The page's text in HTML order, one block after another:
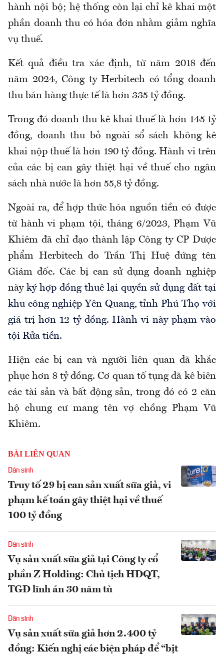
hành nội bộ; hệ thống còn lại chỉ kê khai một
phần doanh thu có hóa đơn nhằm giảm nghĩa
vụ thuế.
Kết quả điều tra xác định, từ năm 2018 đến
năm 2024, Công ty Herbitech có tổng doanh
thu bán hàng thực tế là hơn 335 tỷ đồng.
Trong đó doanh thu kê khai thuế là hơn 145 tỷ
đồng, doanh thu bỏ ngoài sổ sách không kê
khai nộp thuế là hơn 190 tỷ đồng. Hành vi trên
của các bị can gây thiệt hại về thuế cho ngân
sách nhà nước là hơn 55,8 tỷ đồng.
Ngoài ra, để hợp thức hóa nguồn tiền có được
từ hành vi phạm tội, tháng 6/2023, Phạm Vũ
Khiêm đã chỉ đạo thành lập Công ty CP Dược
phẩm Herbitech do Trần Thị Huệ đứng tên
Giám đốc. Các bị can sử dụng doanh nghiệp
này ký hợp đồng thuê lại quyền sử dụng đất tại
khu công nghiệp Yên Quang, tỉnh Phú Thọ với
giá trị hơn 12 tỷ đồng. Hành vi này phạm vào
tội Rửa tiền.
Hiện các bị can và người liên quan đã khắc
phục hơn 8 tỷ đồng. Cơ quan tố tụng đã kê biên
các tài sản và bất động sản, trong đó có 2 căn
hộ chung cư mang tên vợ chồng Phạm Vũ
Khiêm.
BÀI LIÊN QUAN
Dân sinh
Truy tố 29 bị can sản xuất sữa giả, vi
phạm kế toán gây thiệt hại về thuế
100 tỷ đồng
Dân sinh
Vụ sản xuất sữa giả tại Công ty cổ
phần Z Holding: Chủ tịch HĐQT,
TGĐ lĩnh án 30 năm tù
Dân sinh
Vụ sản xuất sữa giả hơn 2.400 tỷ
đồng: Kiến nghị các biện pháp để “bịt